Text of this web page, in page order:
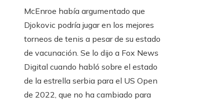
McEnroe había argumentado que
Djokovic podría jugar en los mejores
torneos de tenis a pesar de su estado
de vacunación. Se lo dijo a Fox News
Digital cuando habló sobre el estado
de la estrella serbia para el US Open
de 2022, que no ha cambiado para